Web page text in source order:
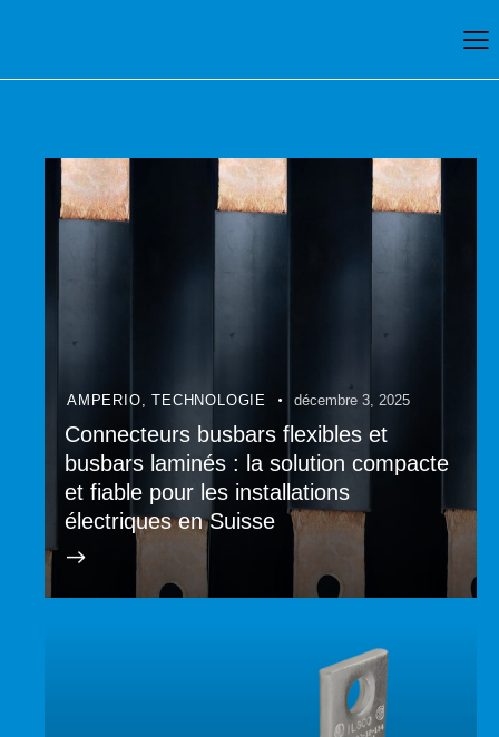
AMPERIO,TECHNOLOGIE décembre 3, 2025
Connecteurs busbars flexibles et
busbars laminés : la solution compacte
et fiable pour les installations
électriques en Suisse